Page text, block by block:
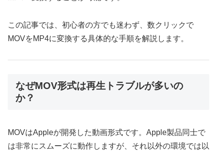
この記事では、初心者の方でも迷わず、数クリックで
MOVをMP4に変換する具体的な手順を解説します。
なぜMOV形式は再生トラブルが多いの
か？
MOVはAppleが開発した動画形式です。Apple製品同士で
は非常にスムーズに動作しますが、それ以外の環境では以